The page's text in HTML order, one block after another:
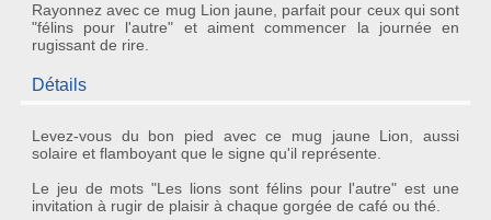
Rayonnez avec ce mug Lion jaune, parfait pour ceux qui sont
"félins pour l'autre" et aiment commencer la journée en
rugissant de rire.
Détails
Levez-vous du bon pied avec ce mug jaune Lion , aussi
solaire et flamboyant que le signe qu'il représente.
Le jeu de mots "Les lions sont félins pour l'autre" est une
invitation à rugir de plaisir à chaque gorgée de café ou thé.